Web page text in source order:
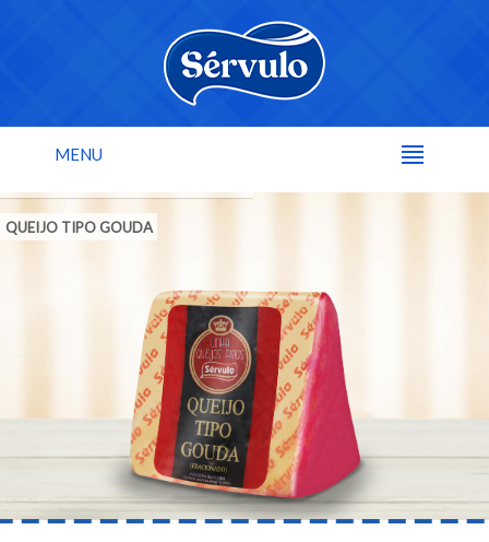
MENU
QUEIJO TIPO GOUDA